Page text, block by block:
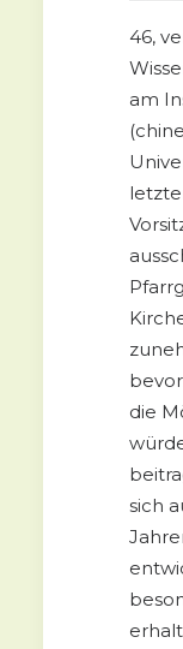
46,
am
die
sich